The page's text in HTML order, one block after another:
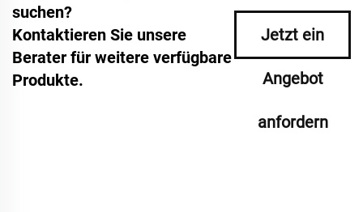
suchen?
Kontaktieren Sie unsere
Berater für weitere verfügbare
Produkte.
Jetzt ein
Angebot
anfordern